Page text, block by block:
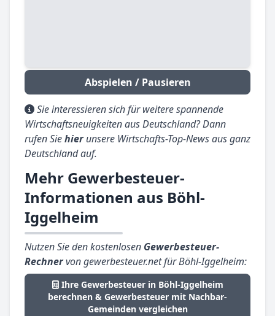
Abspielen / Pausieren
Sie interessieren sich für weitere spannende
Wirtschaftsneuigkeiten aus Deutschland? Dann
rufen Siehierunsere Wirtschafts-Top-News aus ganz
Deutschland auf.
Mehr Gewerbesteuer-
Informationen aus Böhl-
Iggelheim
Nutzen Sie den kostenlosen Gewerbesteuer-
Rechnervon gewerbesteuer.net für Böhl-Iggelheim:
Ihre Gewerbesteuer in Böhl-Iggelheim
berechnen & Gewerbesteuer mit Nachbar-
Gemeinden vergleichen